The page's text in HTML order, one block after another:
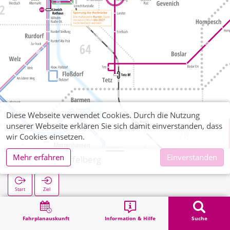
Fahrplanauskunft Information & Hilfe Suche
Gevenich Kiffelberg
Start Ziel
Gevenich Kiffelberg
Diese Webseite verwendet Cookies. Durch die Nutzung
unserer Webseite erklären Sie sich damit einverstanden, dass
wir Cookies einsetzen.
Mehr erfahren
Einverstanden